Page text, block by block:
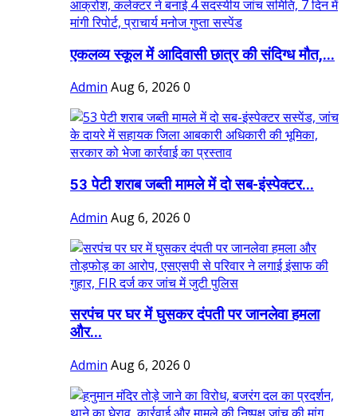
एकलव्य स्कूल में आदिवासी छात्र की संदिग्ध मौत,...
Admin Aug 6, 2026 0
53 पेटी शराब जब्ती मामले में दो सब-इंस्पेक्टर...
Admin Aug 6, 2026 0
सरपंच पर घर में घुसकर दंपती पर जानलेवा हमला
और...
Admin Aug 6, 2026 0